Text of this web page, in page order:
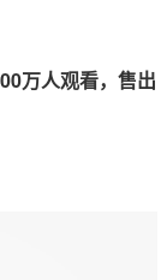
万人观看，售出